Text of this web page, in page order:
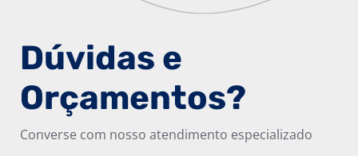
Dúvidas e
Orçamentos?
Converse com nosso atendimento especializado